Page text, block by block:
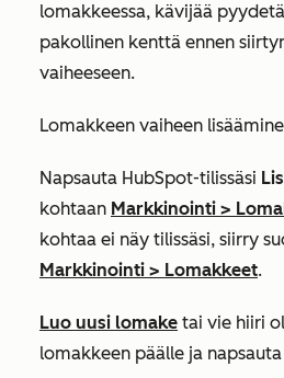
lomakkeessa, kävijää
pakollinen kenttä ennen
vaiheeseen.
Lomakkeen vaiheen
Napsauta HubSpot-tilissäsi
kohtaan Markkinointi >
kohtaa ei näy tilissäsi, siirry
Markkinointi > Lomakkeet.
Luo uusi lomake tai vie hiiri
lomakkeen päälle ja napsauta